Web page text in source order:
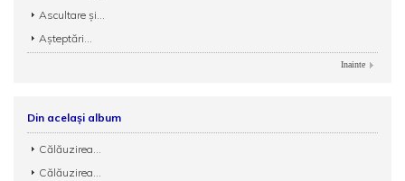
Ascultare și...
Așteptări...
Inainte
Din același album
Călăuzirea...
Călăuzirea...